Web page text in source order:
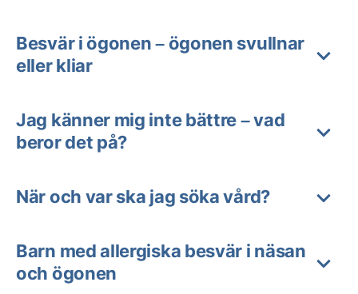
Besvär i ögonen – ögonen svullnar
eller kliar
Jag känner mig inte bättre – vad
beror det på?
När och var ska jag söka vård?
Barn med allergiska besvär i näsan
och ögonen